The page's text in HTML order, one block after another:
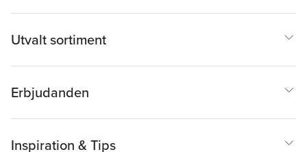
Utvalt sortiment
Erbjudanden
Inspiration & Tips